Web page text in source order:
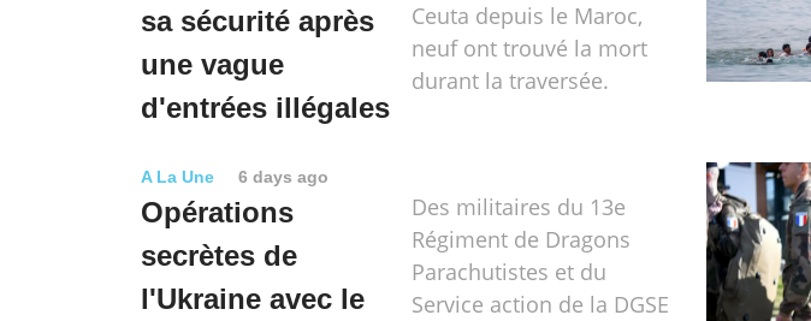
sa sécurité après
une vague
d'entrées illégales
Ceuta depuis le Maroc,
neuf ont trouvé la mort
durant la traversée.
A La Une 6 days ago
Opérations
secrètes de
l'Ukraine avec le
Des militaires du 13e
Régiment de Dragons
Parachutistes et du
Service action de la DGSE